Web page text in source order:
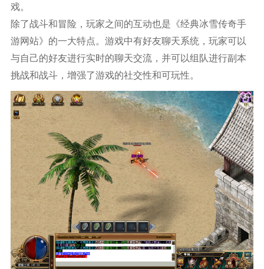
戏。
除了战斗和冒险，玩家之间的互动也是《经典冰雪传奇手
游网站》的一大特点。游戏中有好友聊天系统，玩家可以
与自己的好友进行实时的聊天交流，并可以组队进行副本
挑战和战斗，增强了游戏的社交性和可玩性。